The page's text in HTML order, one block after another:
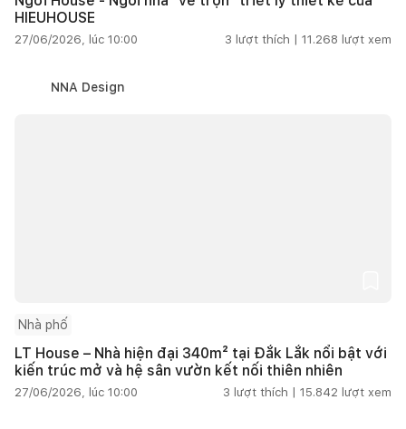
HIEUHOUSE
27/06/2026, lúc 10:00 3 lượt thích | 11.268 lượt xem
NNA Design
Nhà phố
LT House – Nhà hiện đại 340m² tại Đắk Lắk nổi bật với
kiến trúc mở và hệ sân vườn kết nối thiên nhiên
27/06/2026, lúc 10:00 3 lượt thích | 15.842 lượt xem